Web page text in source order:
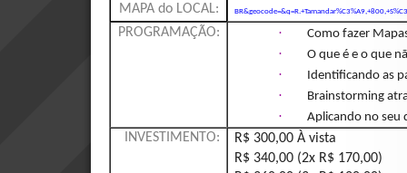
MAPA do LOCAL:
PROGRAMAÇÃO: · Como fazer
· O que é e o que
· Identificando as
· Brainstorming
·
Aplicando no seu
INVESTIMENTO:
R$ 300,00 À vista
R$ 340,00 (2x R$ 170,00)